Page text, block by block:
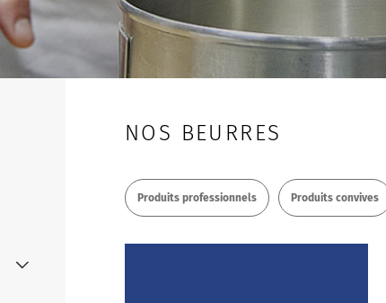
NOS BEURRES
Produits professionnels Produits convives